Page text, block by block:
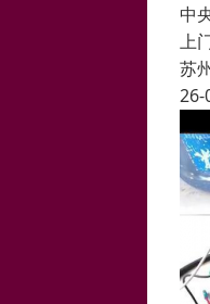
中
上
苏
26-